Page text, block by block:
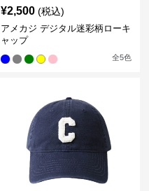
¥2,500 (税込)
アメカジ デジタル迷彩柄ローキ
ャップ
全5色